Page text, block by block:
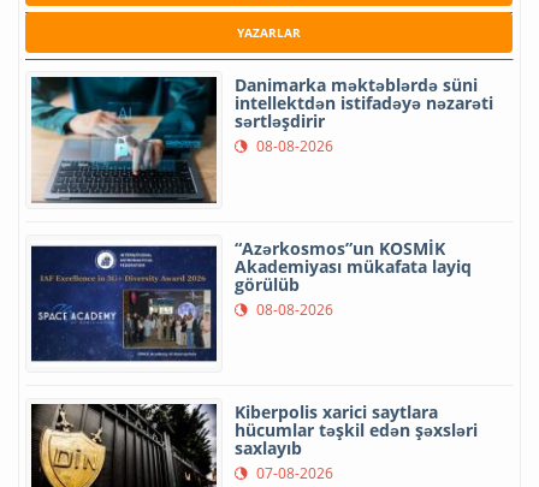
YAZARLAR
Danimarka məktəblərdə süni
intellektdən istifadəyə nəzarəti
sərtləşdirir
08-08-2026
“Azərkosmos”un KOSMİK
Akademiyası mükafata layiq
görülüb
08-08-2026
Kiberpolis xarici saytlara
hücumlar təşkil edən şəxsləri
saxlayıb
07-08-2026